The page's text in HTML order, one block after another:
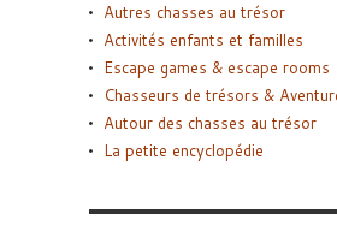
Autres chasses au trésor
Activités enfants et familles
Escape games & escape rooms
Chasseurs de trésors &
Autour des chasses au trésor
La petite encyclopédie